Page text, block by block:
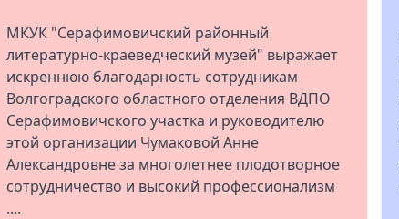
МКУК "Серафимовичский районный
литературно-краеведческий музей" выражает
искреннюю благодарность сотрудникам
Волгоградского областного отделения ВДПО
Серафимовичского участка и руководителю
этой организации Чумаковой Анне
Александровне за многолетнее плодотворное
сотрудничество и высокий профессионализм
....